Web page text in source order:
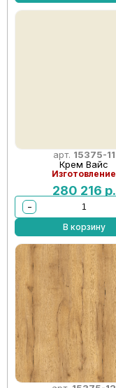
арт. 15375-11
Крем Вайс
Изготовление
280 216 р.
−
В корзину